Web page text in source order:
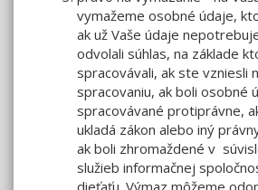
vymažeme osobné údaje,
ak už Vaše údaje
odvolali súhlas, na základe
spracovávali, ak ste vzniesli
spracovaniu, ak boli osobné
spracovávané protiprávne,
ukladá zákon alebo iný
ak boli zhromaždené v
služieb informačnej
dieťaťu. Výmaz môžeme